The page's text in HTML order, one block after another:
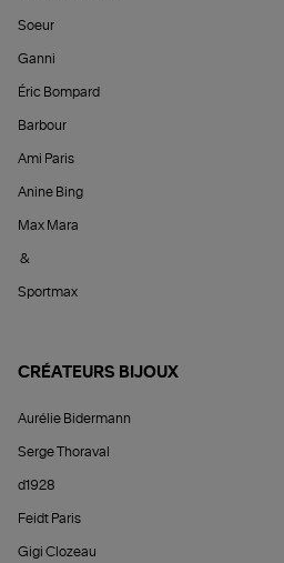
Soeur
Ganni
Éric Bompard
Barbour
Ami Paris
Anine Bing
Max Mara
&
Sportmax
CRÉATEURS BIJOUX
Aurélie Bidermann
Serge Thoraval
d1928
Feidt Paris
Gigi Clozeau